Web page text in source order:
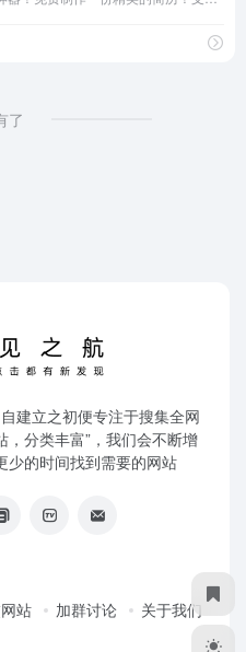
了
建立之初便专注于搜集全网
，分类丰富”，我们会不断增
少的时间找到需要的网站
站 加群讨论 关于我们